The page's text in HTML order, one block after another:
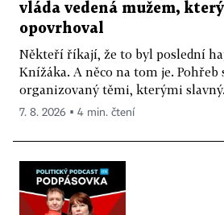
vláda vedená mužem,
opovrhoval
Někteří říkají, že to byl poslední
Knížáka. A něco na tom je.
organizovaný těmi, kterými
7. 8. 2026 ▪ 4 min. čtení